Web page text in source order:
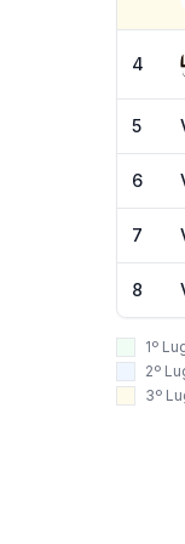
4
5
6
7
8
1º
2º
3º